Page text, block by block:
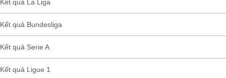
Kết quả La Liga
Kết quả Bundesliga
Kết quả Serie A
Kết quả Ligue 1